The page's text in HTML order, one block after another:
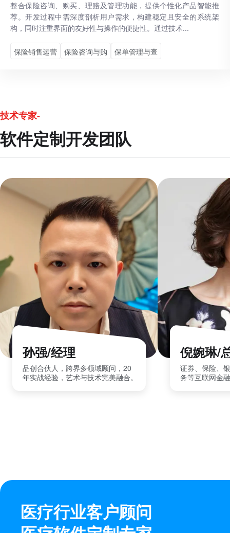
整合保险咨询、购买、理赔及管理功能，提供个性化产品智能推
荐。开发过程中需深度剖析用户需求，构建稳定且安全的系统架
构，同时注重界面的友好性与操作的便捷性。通过技术...
保险销售运营 保险咨询与购 保单管理与查
技术专家-
软件定制开发团队
孙强/经理
品创合伙人，跨界多领域顾问，20
年实战经验，艺术与技术完美融合。
倪婉琳/
证券、保险、
务等互联网金
医疗行业客户顾问